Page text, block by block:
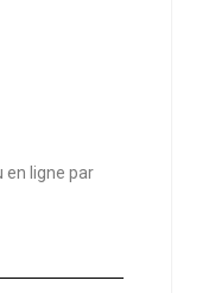
en ligne par